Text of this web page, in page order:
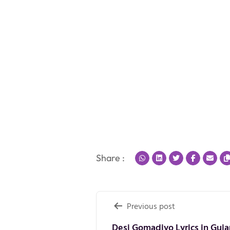
Share :
PostPrevious post
Desi Gomadiyo Lyrics in